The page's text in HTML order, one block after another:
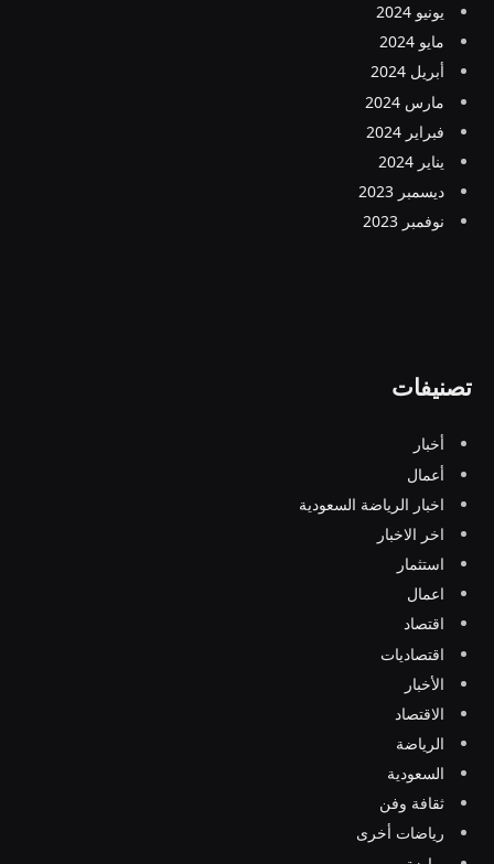
يونيو 2024
مايو 2024
أبريل 2024
مارس 2024
فبراير 2024
يناير 2024
ديسمبر 2023
نوفمبر 2023
تصنيفات
أخبار
أعمال
اخبار الرياضة السعودية
اخر الاخبار
استثمار
اعمال
اقتصاد
اقتصاديات
الأخبار
الاقتصاد
الرياضة
السعودية
ثقافة وفن
رياضات أخرى